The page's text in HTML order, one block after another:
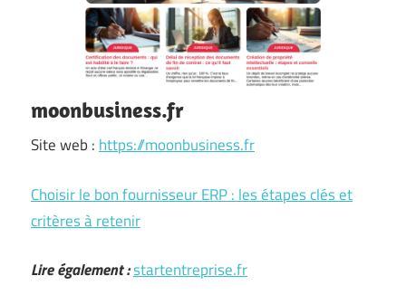
moonbusiness.fr
Site web : https://moonbusiness.fr
Choisir le bon fournisseur ERP : les étapes clés et
critères à retenir
Lire également :startentreprise.fr